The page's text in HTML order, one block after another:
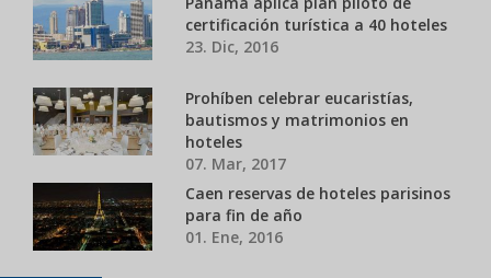
certificación turística a 40 hoteles
23. Dic, 2016
Prohíben celebrar eucaristías,
bautismos y matrimonios en
hoteles
07. Mar, 2017
Caen reservas de hoteles parisinos
para fin de año
01. Ene, 2016